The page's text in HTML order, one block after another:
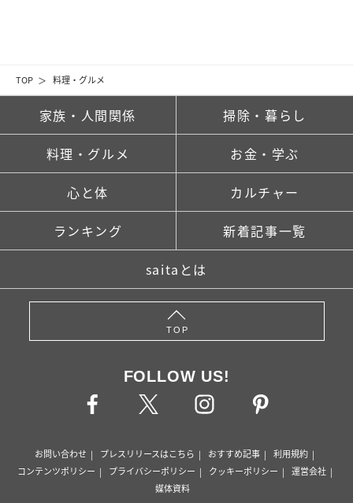
TOP 料理・グルメ
家族・人間関係 掃除・暮らし
料理・グルメ お金・学ぶ
心と体 カルチャー
ランキング 新着記事一覧
saitaとは
TOP
FOLLOW US!
お問い合わせ プレスリリースはこちら おすすめ記事
利用規約
コンテンツポリシー
プライバシーポリシー クッキーポリシー
運営会社
媒体資料